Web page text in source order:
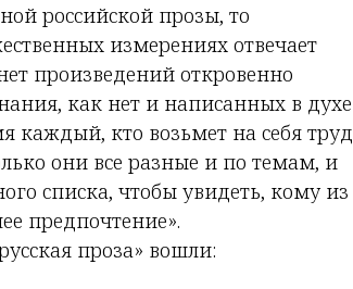
российской прозы, то
измерениях отвечает
произведений откровенно
как нет и написанных в духе
каждый, кто возьмет на себя труд
они все разные и по темам, и
списка, чтобы увидеть, кому из
предпочтение».
проза» вошли: